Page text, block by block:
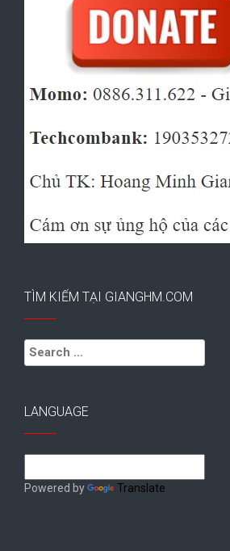
TÌM KIẾM TẠI GIANGHM.COM
Search
for:
LANGUAGE
Powered by Translate